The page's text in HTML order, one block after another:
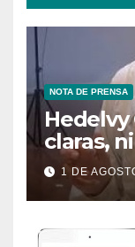
NOTA DE PRENSA
Hedelvy
claras,
1 DE